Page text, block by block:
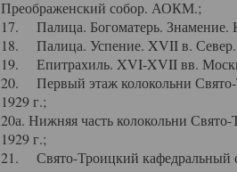
Преображенский собор. АОКМ.;
17. Палица. Богоматерь.
18. Палица. Успение. XVII в. Север.
19. Епитрахиль. XVI-XVII вв.
20. Первый этаж колокольни Свято-
1929 г.;
20а. Нижняя часть колокольни
1929 г.;
21. Свято-Троицкий кафедральный